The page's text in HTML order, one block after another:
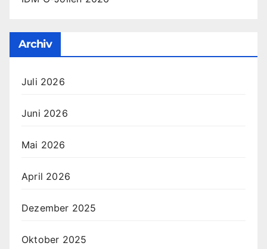
Archiv
Juli 2026
Juni 2026
Mai 2026
April 2026
Dezember 2025
Oktober 2025